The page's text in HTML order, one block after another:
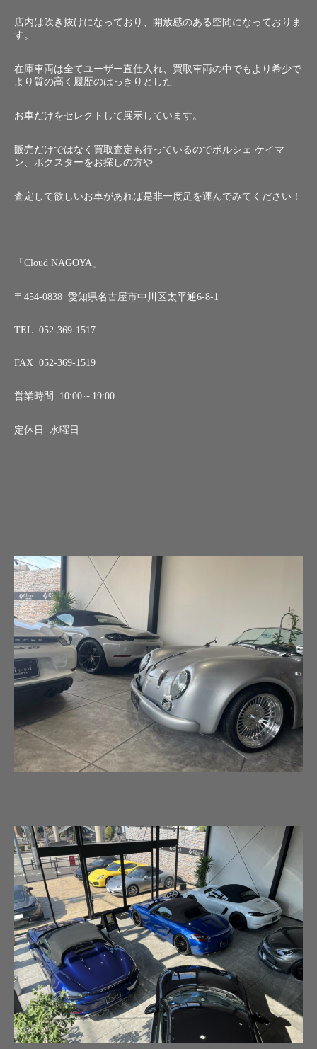
店内は吹き抜けになっており、開放感のある空間になっておりま
す。
在庫車両は全てユーザー直仕入れ、買取車両の中でもより希少で
より質の高く履歴のはっきりとした
お車だけをセレクトして展示しています。
販売だけではなく買取査定も行っているのでポルシェ ケイマ
ン、ボクスターをお探しの方や
査定して欲しいお車があれば是非一度足を運んでみてください！
「Cloud NAGOYA」
〒454-0838 愛知県名古屋市中川区太平通6-8-1
TEL 052-369-1517
FAX 052-369-1519
営業時間 10:00～19:00
定休日 水曜日